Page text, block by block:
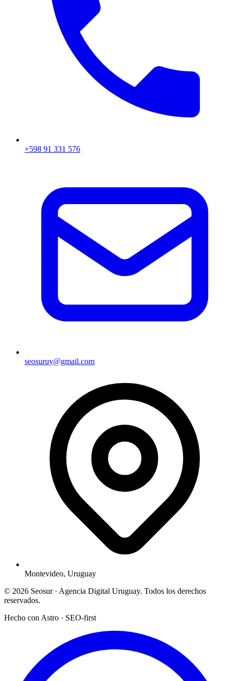
+598 91 331 576
seosuruy@gmail.com
Montevideo, Uruguay
© 2026 Seosur · Agencia Digital Uruguay. Todos los derechos
reservados.
Hecho con Astro · SEO-first